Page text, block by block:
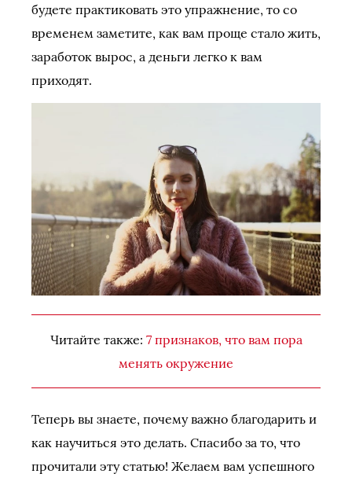
будете практиковать это упражнение, то со
временем заметите, как вам проще стало жить,
заработок вырос, а деньги легко к вам
приходят.
Читайте также: 7 признаков, что вам пора
менять окружение
Теперь вы знаете, почему важно благодарить и
как научиться это делать. Спасибо за то, что
прочитали эту статью! Желаем вам успешного